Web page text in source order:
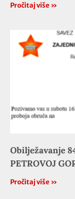
Pročitaj više »
Obilježavanje
PETROVOJ
Pročitaj više »